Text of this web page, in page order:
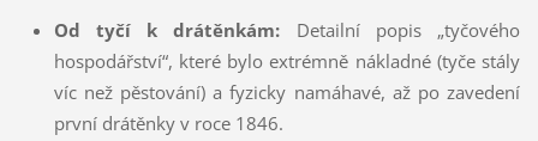
Od tyčí k drátěnkám: Detailní popis „tyčového
hospodářství“, které bylo extrémně nákladné (tyče stály
víc než pěstování) a fyzicky namáhavé, až po zavedení
první drátěnky v roce 1846.